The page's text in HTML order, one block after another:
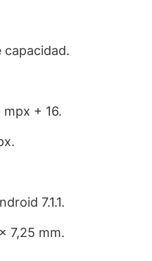
capacidad.
mpx + 16.
7.1.1.
7,25 mm.